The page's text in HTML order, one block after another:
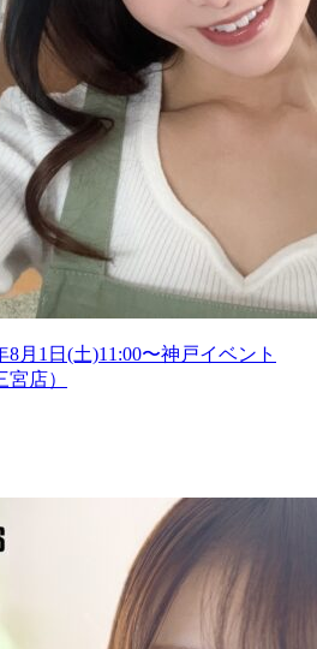
8月1日(土)11:00〜神戸イベント
宮店）